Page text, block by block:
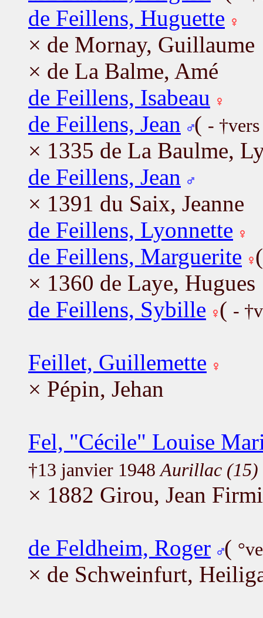
de Feillens, Huguette
× de Mornay, Guillaume
× de La Balme, Amé
de Feillens, Isabeau
de Feillens, Jean
( -
× 1335 de La Baulme,
de Feillens, Jean
× 1391 du Saix, Jeanne
de Feillens, Lyonnette
de Feillens, Marguerite
× 1360 de Laye, Hugues
de Feillens, Sybille ( -
Feillet, Guillemette
× Pépin, Jehan
Fel, "Cécile" Louise
†13 janvier 1948 Aurillac (15)
× 1882 Girou, Jean
de Feldheim, Roger (
× de Schweinfurt,